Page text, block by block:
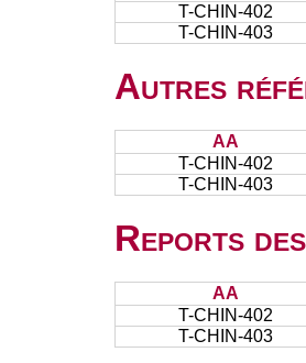
T-CHIN-402
T-CHIN-403
Autres
AA
T-CHIN-402
T-CHIN-403
Reports
AA
T-CHIN-402
T-CHIN-403